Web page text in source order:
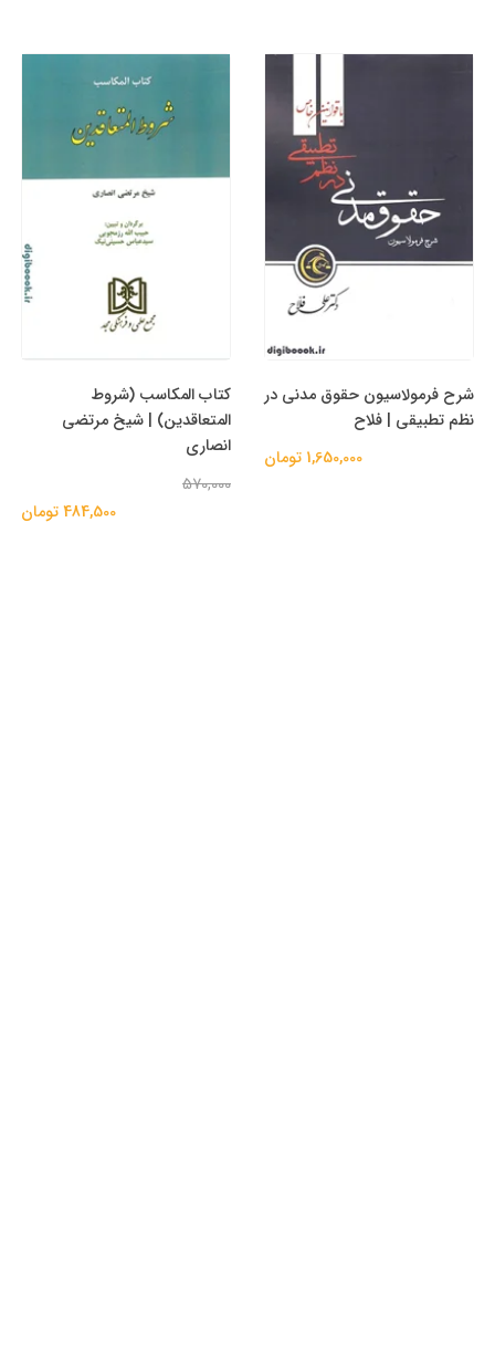
شرح فرمولاسیون حقوق مدنی در
نظم تطبیقی | فلاح
1,650,000 تومان
کتاب المکاسب (شروط
المتعاقدین) | شیخ مرتضی
انصاری
570,000
484,500 تومان